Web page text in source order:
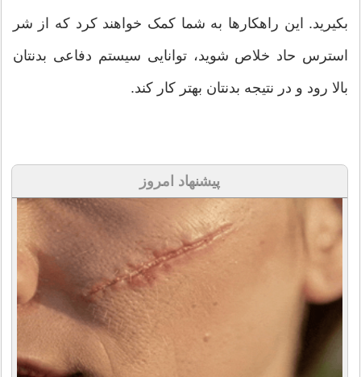
بکیرید. این راهکارها به شما کمک خواهند کرد که از شر
استرس حاد خلاص شوید، توانایی سیستم دفاعی بدنتان
بالا رود و در نتیجه بدنتان بهتر کار کند.
پیشنهاد امروز